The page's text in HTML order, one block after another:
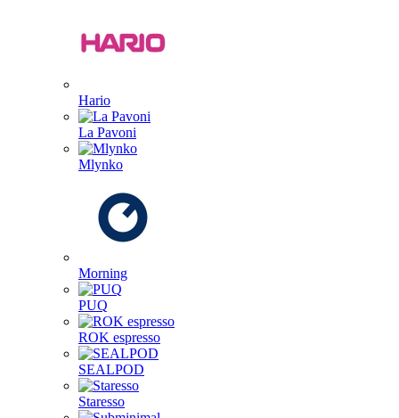
Hario
La Pavoni
Mlynko
Morning
PUQ
ROK espresso
SEALPOD
Staresso